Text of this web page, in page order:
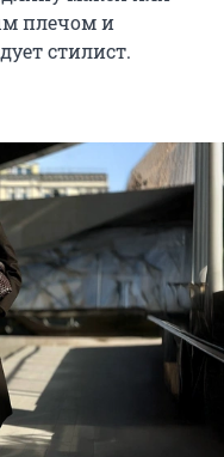
плечом и
стилист.